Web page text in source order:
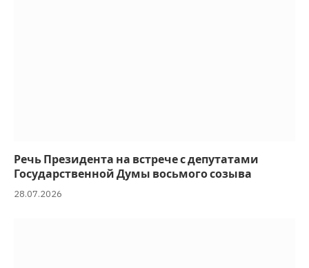
Речь Президента на встрече с депутатами
Государственной Думы восьмого созыва
28.07.2026